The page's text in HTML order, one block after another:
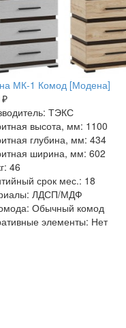
МК-1 Комод [Модена]
ТЭКС
высота, мм: 1100
глубина, мм: 434
ширина, мм: 602
46
срок мес.: 18
ЛДСП/МДФ
Обычный комод
элементы: Нет